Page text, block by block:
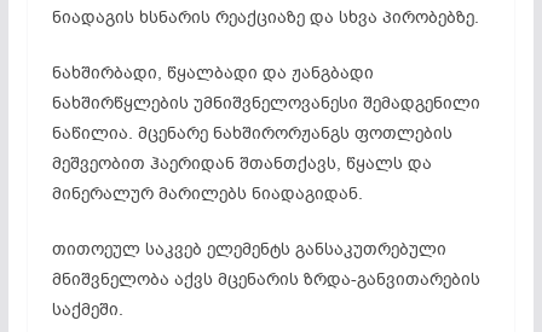
ნიადაგის ხსნარის რეაქციაზე და სხვა პირობებზე.
ნახშირბადი, წყალბადი და ჟანგბადი
ნახშირწყლების უმნიშვნელოვანესი შემადგენილი
ნაწილია. მცენარე ნახშირორჟანგს ფოთლების
მეშვეობით ჰაერიდან შთანთქავს, წყალს და
მინერალურ მარილებს ნიადაგიდან.
თითოეულ საკვებ ელემენტს განსაკუთრებული
მნიშვნელობა აქვს მცენარის ზრდა-განვითარების
საქმეში.